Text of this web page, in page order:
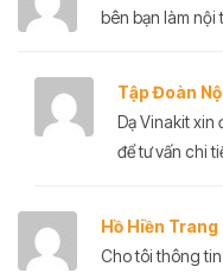
bên bạn làm nội
Tập Đoàn
Dạ Vinakit xin
để tư vấn chi
Hồ Hiền Trang
Cho tôi thông